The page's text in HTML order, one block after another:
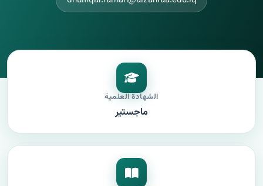
الشهادة العلمية
ماجستير